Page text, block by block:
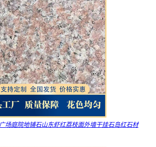
场庭院地铺石山东虾红荔枝面外墙干挂石岛红石材